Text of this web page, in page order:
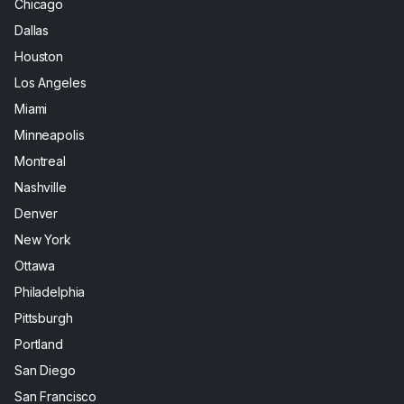
Chicago
Dallas
Houston
Los Angeles
Miami
Minneapolis
Montreal
Nashville
Denver
New York
Ottawa
Philadelphia
Pittsburgh
Portland
San Diego
San Francisco